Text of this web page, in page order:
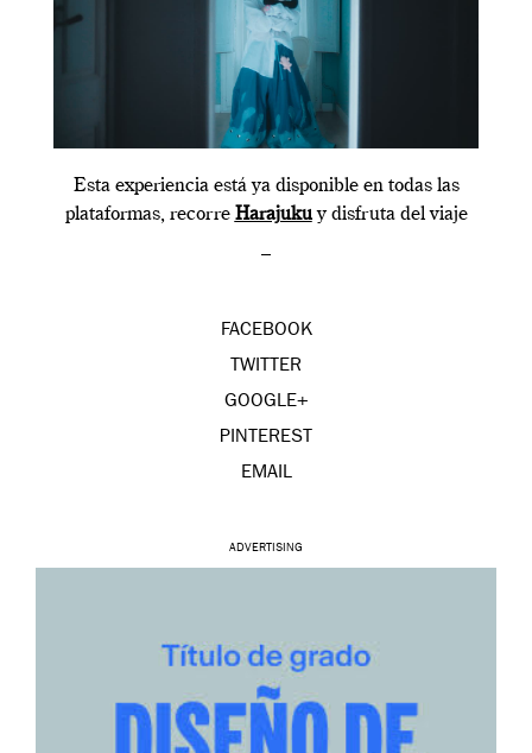
Esta experiencia está ya disponible en todas las
plataformas, recorre Harajukuy disfruta del viaje
–
FACEBOOK
TWITTER
GOOGLE+
PINTEREST
EMAIL
ADVERTISING